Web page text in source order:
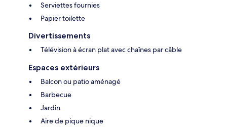
Serviettes fournies
Papier toilette
Divertissements
Télévision à écran plat avec chaînes par câble
Espaces extérieurs
Balcon ou patio aménagé
Barbecue
Jardin
Aire de pique nique